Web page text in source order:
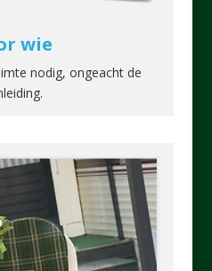
wie
nodig, ongeacht de